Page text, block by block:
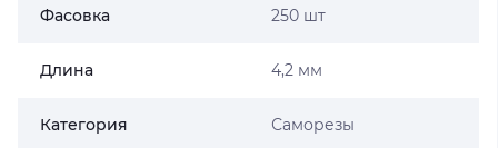
Фасовка 250 шт
Длина 4,2 мм
Категория Саморезы